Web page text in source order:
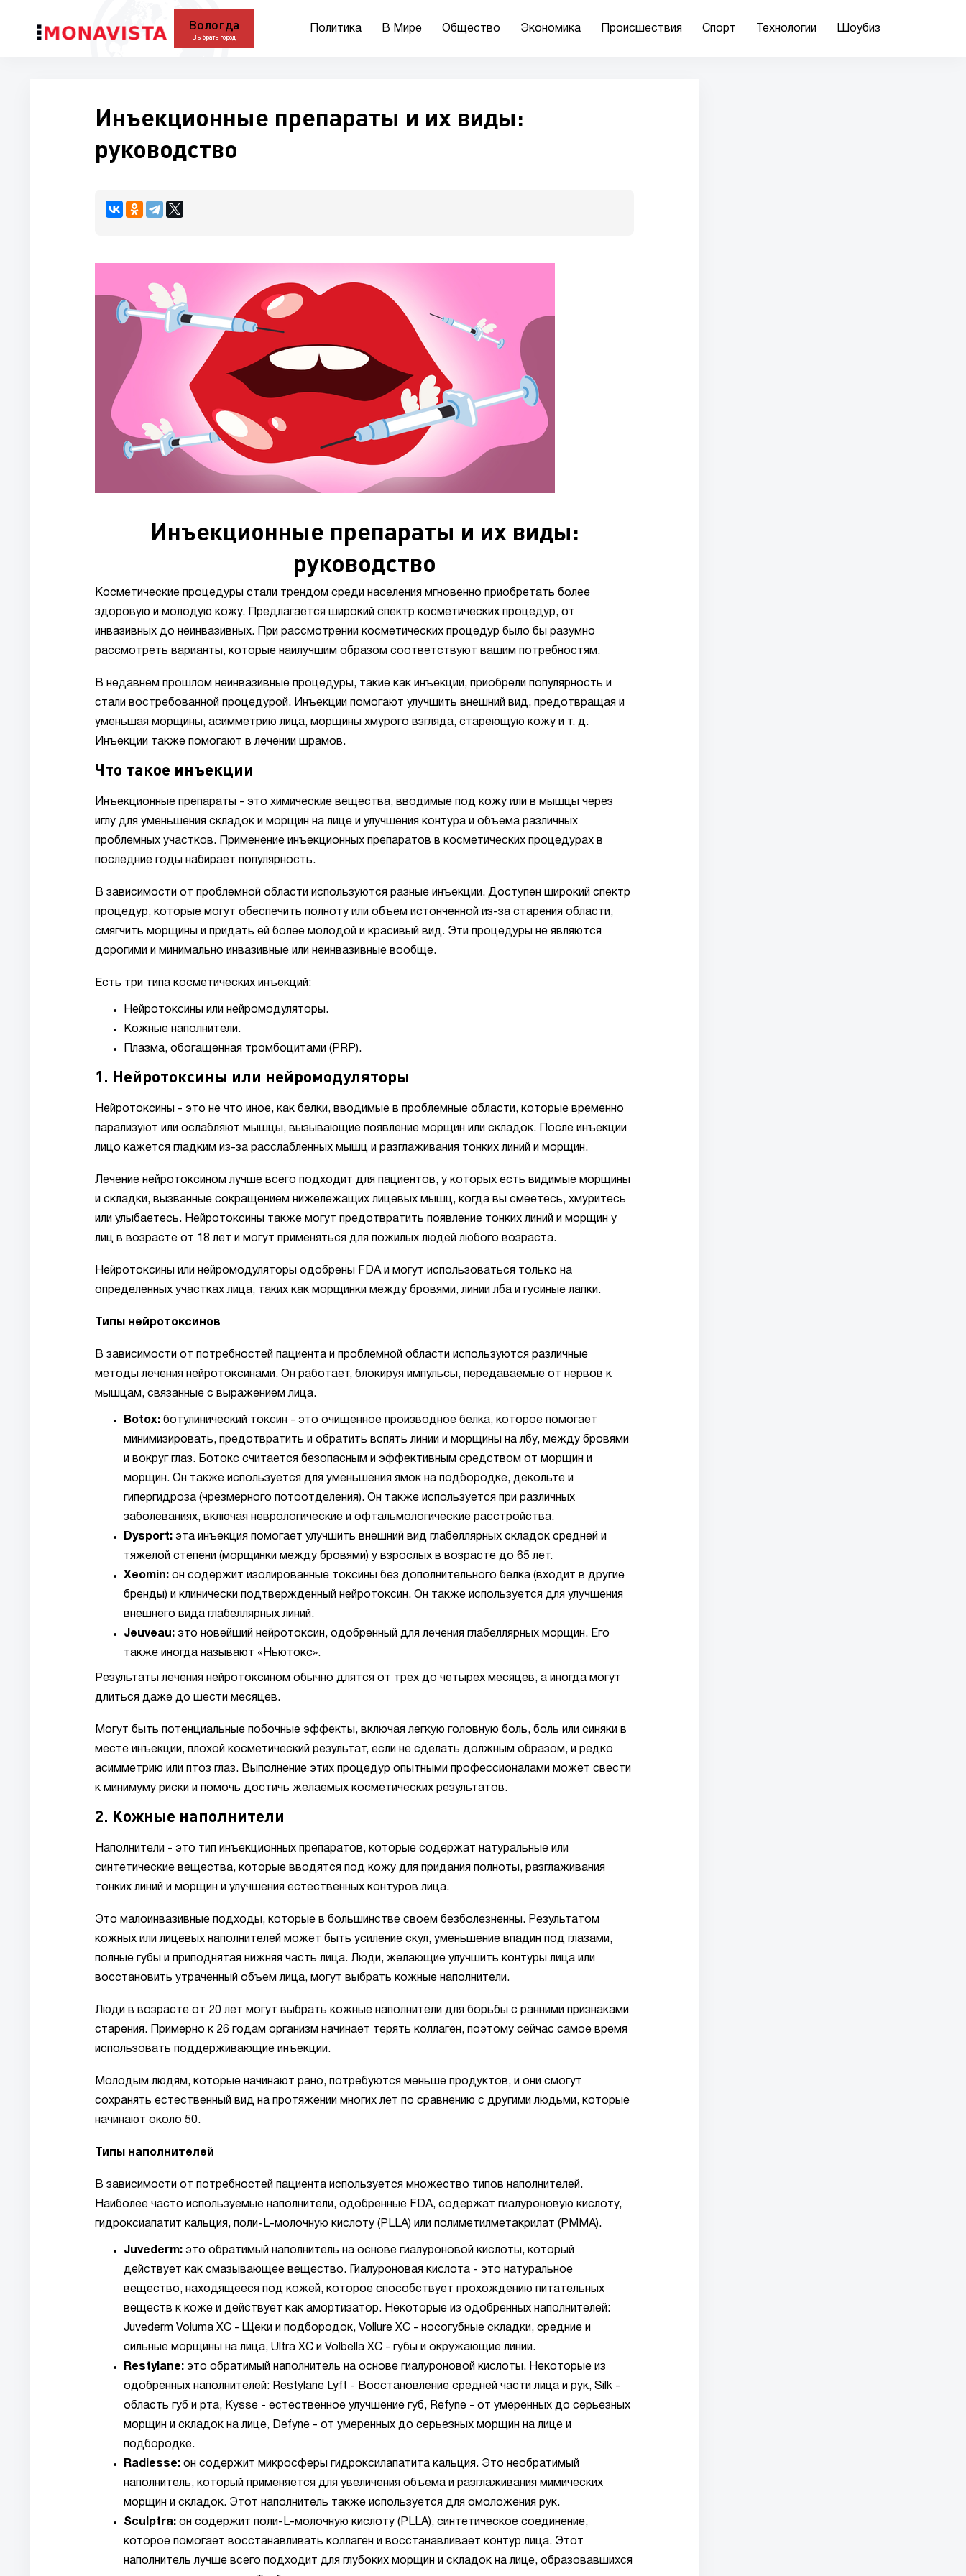
Вологда
Выбрать город
Политика В Мире Общество Экономика Происшествия Спорт Технологии Шоубиз
Инъекционные препараты и их виды:
руководство
Инъекционные препараты и их виды:
руководство
Косметические процедуры стали трендом среди населения мгновенно приобретать более
здоровую и молодую кожу. Предлагается широкий спектр косметических процедур, от
инвазивных до неинвазивных. При рассмотрении косметических процедур было бы разумно
рассмотреть варианты, которые наилучшим образом соответствуют вашим потребностям.
В недавнем прошлом неинвазивные процедуры, такие как инъекции, приобрели популярность и
стали востребованной процедурой. Инъекции помогают улучшить внешний вид, предотвращая и
уменьшая морщины, асимметрию лица, морщины хмурого взгляда, стареющую кожу и т. д.
Инъекции также помогают в лечении шрамов.
Что такое инъекции
Инъекционные препараты - это химические вещества, вводимые под кожу или в мышцы через
иглу для уменьшения складок и морщин на лице и улучшения контура и объема различных
проблемных участков. Применение инъекционных препаратов в косметических процедурах в
последние годы набирает популярность.
В зависимости от проблемной области используются разные инъекции. Доступен широкий спектр
процедур, которые могут обеспечить полноту или объем истонченной из-за старения области,
смягчить морщины и придать ей более молодой и красивый вид. Эти процедуры не являются
дорогими и минимально инвазивные или неинвазивные вообще.
Есть три типа косметических инъекций:
Нейротоксины или нейромодуляторы.
Кожные наполнители.
Плазма, обогащенная тромбоцитами (PRP).
1. Нейротоксины или нейромодуляторы
Нейротоксины - это не что иное, как белки, вводимые в проблемные области, которые временно
парализуют или ослабляют мышцы, вызывающие появление морщин или складок. После инъекции
лицо кажется гладким из-за расслабленных мышц и разглаживания тонких линий и морщин.
Лечение нейротоксином лучше всего подходит для пациентов, у которых есть видимые морщины
и складки, вызванные сокращением нижележащих лицевых мышц, когда вы смеетесь, хмуритесь
или улыбаетесь. Нейротоксины также могут предотвратить появление тонких линий и морщин у
лиц в возрасте от 18 лет и могут применяться для пожилых людей любого возраста.
Нейротоксины или нейромодуляторы одобрены FDA и могут использоваться только на
определенных участках лица, таких как морщинки между бровями, линии лба и гусиные лапки.
Типы нейротоксинов
В зависимости от потребностей пациента и проблемной области используются различные
методы лечения нейротоксинами. Он работает, блокируя импульсы, передаваемые от нервов к
мышцам, связанные с выражением лица.
Botox: ботулинический токсин - это очищенное производное белка, которое помогает
минимизировать, предотвратить и обратить вспять линии и морщины на лбу, между бровями
и вокруг глаз. Ботокс считается безопасным и эффективным средством от морщин и
морщин. Он также используется для уменьшения ямок на подбородке, декольте и
гипергидроза (чрезмерного потоотделения). Он также используется при различных
заболеваниях, включая неврологические и офтальмологические расстройства.
Dysport: эта инъекция помогает улучшить внешний вид глабеллярных складок средней и
тяжелой степени (морщинки между бровями) у взрослых в возрасте до 65 лет.
Xeomin: он содержит изолированные токсины без дополнительного белка (входит в другие
бренды) и клинически подтвержденный нейротоксин. Он также используется для улучшения
внешнего вида глабеллярных линий.
Jeuveau: это новейший нейротоксин, одобренный для лечения глабеллярных морщин. Его
также иногда называют «Ньютокс».
Результаты лечения нейротоксином обычно длятся от трех до четырех месяцев, а иногда могут
длиться даже до шести месяцев.
Могут быть потенциальные побочные эффекты, включая легкую головную боль, боль или синяки в
месте инъекции, плохой косметический результат, если не сделать должным образом, и редко
асимметрию или птоз глаз. Выполнение этих процедур опытными профессионалами может свести
к минимуму риски и помочь достичь желаемых косметических результатов.
2. Кожные наполнители
Наполнители - это тип инъекционных препаратов, которые содержат натуральные или
синтетические вещества, которые вводятся под кожу для придания полноты, разглаживания
тонких линий и морщин и улучшения естественных контуров лица.
Это малоинвазивные подходы, которые в большинстве своем безболезненны. Результатом
кожных или лицевых наполнителей может быть усиление скул, уменьшение впадин под глазами,
полные губы и приподнятая нижняя часть лица. Люди, желающие улучшить контуры лица или
восстановить утраченный объем лица, могут выбрать кожные наполнители.
Люди в возрасте от 20 лет могут выбрать кожные наполнители для борьбы с ранними признаками
старения. Примерно к 26 годам организм начинает терять коллаген, поэтому сейчас самое время
использовать поддерживающие инъекции.
Молодым людям, которые начинают рано, потребуются меньше продуктов, и они смогут
сохранять естественный вид на протяжении многих лет по сравнению с другими людьми, которые
начинают около 50.
Типы наполнителей
В зависимости от потребностей пациента используется множество типов наполнителей.
Наиболее часто используемые наполнители, одобренные FDA, содержат гиалуроновую кислоту,
гидроксиапатит кальция, поли-L-молочную кислоту (PLLA) или полиметилметакрилат (PMMA).
Juvederm: это обратимый наполнитель на основе гиалуроновой кислоты, который
действует как смазывающее вещество. Гиалуроновая кислота - это натуральное
вещество, находящееся под кожей, которое способствует прохождению питательных
веществ к коже и действует как амортизатор. Некоторые из одобренных наполнителей:
Juvederm Voluma XC - Щеки и подбородок, Vollure XC - носогубные складки, средние и
сильные морщины на лица, Ultra XC и Volbella XC - губы и окружающие линии.
Restylane: это обратимый наполнитель на основе гиалуроновой кислоты. Некоторые из
одобренных наполнителей: Restylane Lyft - Восстановление средней части лица и рук, Silk -
область губ и рта, Kysse - естественное улучшение губ, Refyne - от умеренных до серьезных
морщин и складок на лице, Defyne - от умеренных до серьезных морщин на лице и
подбородке.
Radiesse: он содержит микросферы гидроксилапатита кальция. Это необратимый
наполнитель, который применяется для увеличения объема и разглаживания мимических
морщин и складок. Этот наполнитель также используется для омоложения рук.
Sculptra: он содержит поли-L-молочную кислоту (PLLA), синтетическое соединение,
которое помогает восстанавливать коллаген и восстанавливает контур лица. Этот
наполнитель лучше всего подходит для глубоких морщин и складок на лице, образовавшихся